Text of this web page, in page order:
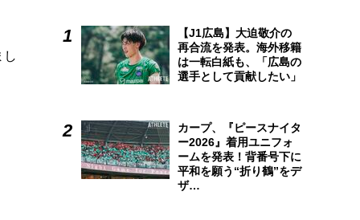
し
【J1広島】大迫敬介の
再合流を発表。海外移籍
は一転白紙も、「広島の
選手として貢献したい」
カープ、『ピースナイタ
ー2026』着用ユニフォ
ームを発表！背番号下に
平和を願う“折り鶴”をデ
ザ…